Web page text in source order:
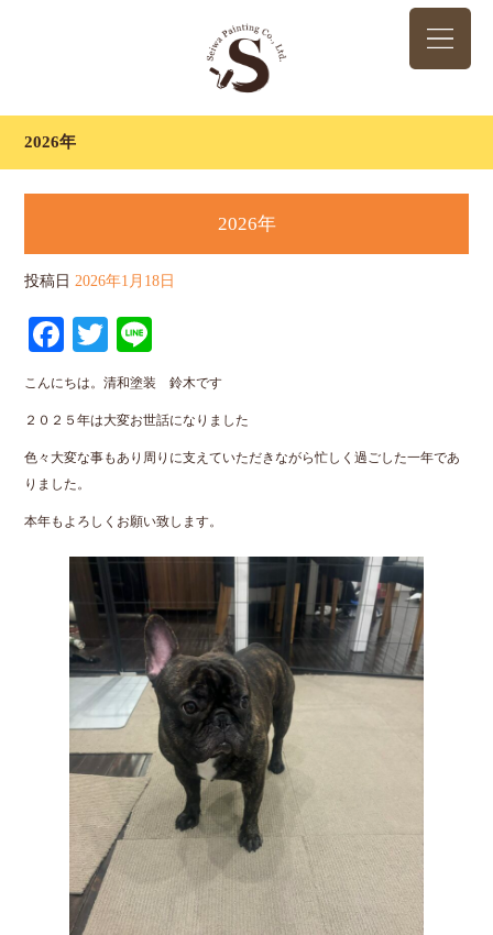
2026年
2026年
投稿日 2026年1月18日
Facebook
Twitter
こんにちは。清和塗装 鈴木です
２０２５年は大変お世話になりました
色々大変な事もあり周りに支えていただきながら忙しく過ごした一年であ
りました。
本年もよろしくお願い致します。